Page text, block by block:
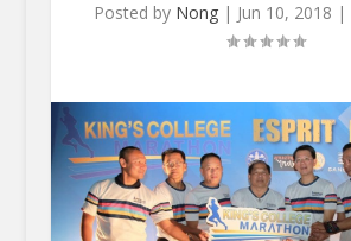
Posted by Nong| Jun 10, 2018 |